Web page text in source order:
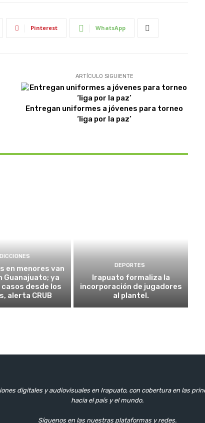
Pinterest WhatsApp
ARTÍCULO SIGUIENTE
Entregan uniformes a jóvenes para torneo
‘liga por la paz’
en menores van
Guanajuato; ya
desde los
alerta CRUB
DEPORTES
Irapuato formaliza la
incorporación de jugadores
al plantel.
digitales y audiovisuales en Irapuato, con cobertura en las
hacia el país y el mundo.
Síguenos en las nuestras plataformas y redes.